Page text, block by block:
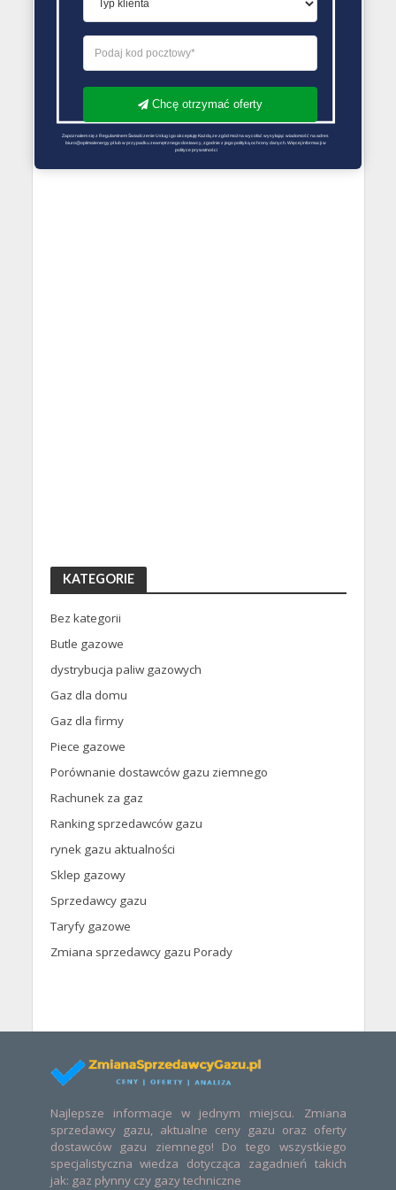
KATEGORIE
Bez kategorii
Butle gazowe
dystrybucja paliw gazowych
Gaz dla domu
Gaz dla firmy
Piece gazowe
Porównanie dostawców gazu ziemnego
Rachunek za gaz
Ranking sprzedawców gazu
rynek gazu aktualności
Sklep gazowy
Sprzedawcy gazu
Taryfy gazowe
Zmiana sprzedawcy gazu Porady
Najlepsze informacje w jednym miejscu. Zmiana
sprzedawcy gazu, aktualne ceny gazu oraz oferty
dostawców gazu ziemnego! Do tego wszystkiego
specjalistyczna wiedza dotycząca zagadnień takich
jak: gaz płynny czy gazy techniczne
Chcę otrzymać oferty
Zapoznałem się z Regulaminem Świadczenie Usług i go akceptuję Każdą ze zgód można wycofać wysyłając wiadomość na adres
biuro@optimalenergy.pl lub w przypadku zewnętrznego dostawcy, zgodnie z jego polityką ochrony danych. Więcej informacji w
polityce prywatności